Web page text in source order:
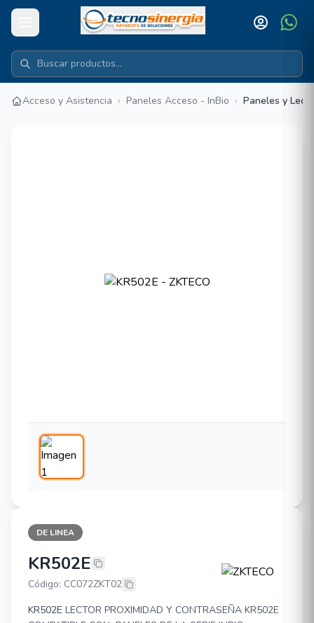
Acceso y Asistencia › Paneles Acceso - InBio › Paneles y
DE LINEA
ZKTECO KR502E
KR502E
Código: CC072ZKT02
KR502E LECTOR PROXIMIDAD Y CONTRASEÑA KR502E